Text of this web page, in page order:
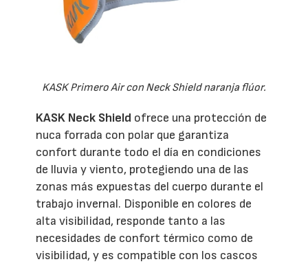
KASK Primero Air con Neck Shield naranja flúor.
KASK Neck Shield ofrece una protección de
nuca forrada con polar que garantiza
confort durante todo el día en condiciones
de lluvia y viento, protegiendo una de las
zonas más expuestas del cuerpo durante el
trabajo invernal. Disponible en colores de
alta visibilidad, responde tanto a las
necesidades de confort térmico como de
visibilidad, y es compatible con los cascos